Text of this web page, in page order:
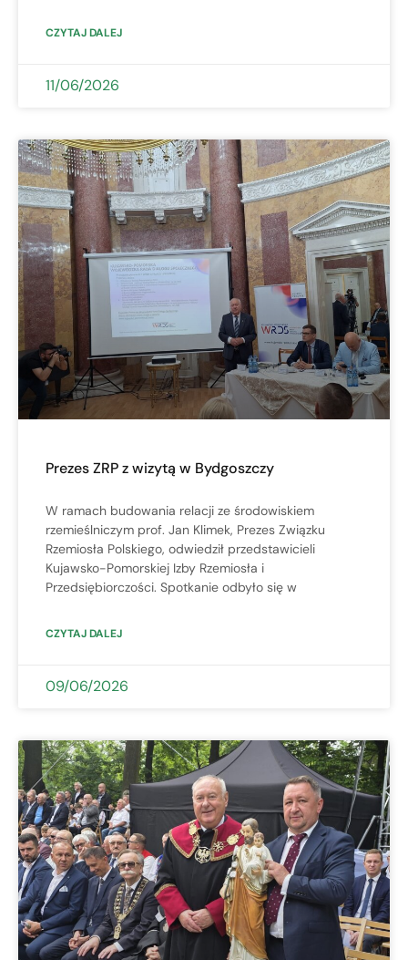
CZYTAJ DALEJ
11/06/2026
Prezes ZRP z wizytą w Bydgoszczy
W ramach budowania relacji ze środowiskiem
rzemieślniczym prof. Jan Klimek, Prezes Związku
Rzemiosła Polskiego, odwiedził przedstawicieli
Kujawsko-Pomorskiej Izby Rzemiosła i
Przedsiębiorczości. Spotkanie odbyło się w
CZYTAJ DALEJ
09/06/2026